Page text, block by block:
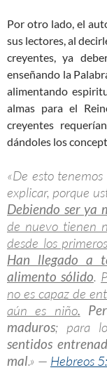
Por otro lado, el
sus lectores, al
creyentes, ya
enseñando la
alimentando
almas para el
creyentes
dándoles los
«De esto
explicar, porque
Debiendo ser ya
de nuevo tienen
desde los
Han llegado a
alimento sólido.
no es capaz de
aún es niño.
maduros; para
sentidos
mal.» — Hebreos